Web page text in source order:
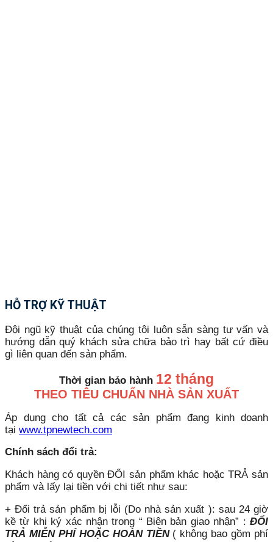
HỖ TRỢ KỸ THUẬT
Đội ngũ kỹ thuật của chúng tôi luôn sẵn sàng tư vấn và
hướng dẫn quý khách sửa chữa bảo trì hay bất cứ điều
gì liên quan đến sản phẩm.
Thời gian bảo hành 12 tháng
THEO TIÊU CHUẨN NHÀ SẢN XUẤT
Áp dụng cho tất cả các sản phẩm đang kinh doanh
tại www.tpnewtech.com
Chính sách đổi trả:
Khách hàng có quyền ĐỔI sản phẩm khác hoặc TRẢ sản
phẩm và lấy lại tiền với chi tiết như sau:
+ Đổi trả sản phẩm bị lỗi (Do nhà sản xuất ): sau 24 giờ
kề từ khi ký xác nhận trong “ Biên bản giao nhận” : ĐỔI
TRẢ MIỄN PHÍ HOẶC HOÀN TIỀN( không bao gồm phí